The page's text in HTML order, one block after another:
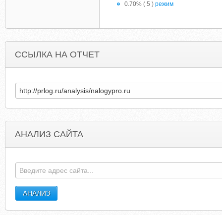
0.70% ( 5 ) режим
ССЫЛКА НА ОТЧЕТ
АНАЛИЗ САЙТА